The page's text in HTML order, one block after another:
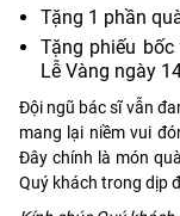
Tặng 1 phần
Tặng phiếu
Lễ Vàng ngày
Đội ngũ bác sĩ vẫn
mang lại niềm vui
Đây chính là món
Quý khách trong dịp